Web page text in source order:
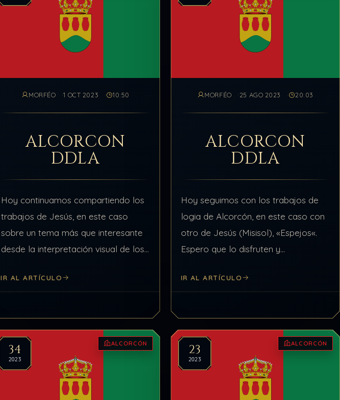
MORFÉO 1 OCT 2023 10:50
ALCORCON
DDLA
Hoy continuamos compartiendo los
trabajos de Jesús, en este caso
sobre un tema más que interesante
desde la interpretación visual de los
Destacar la gran capacidad de
IR AL ARTÍCULO
MORFÉO 25 AGO 2023 20:03
ALCORCON
DDLA
Hoy seguimos con los trabajos de
logia de Alcorcón, en este caso con
otro de Jesús (Misisol), «Espejos«.
Espero que lo disfruten y
tiempo y trabajo hacer estos dibujos
IR AL ARTÍCULO
34
2023
ALCORCÓN 23
2023
ALCORCÓN